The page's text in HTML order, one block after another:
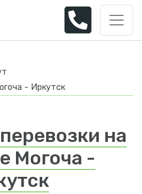
- Иркутск
на
Могоча -